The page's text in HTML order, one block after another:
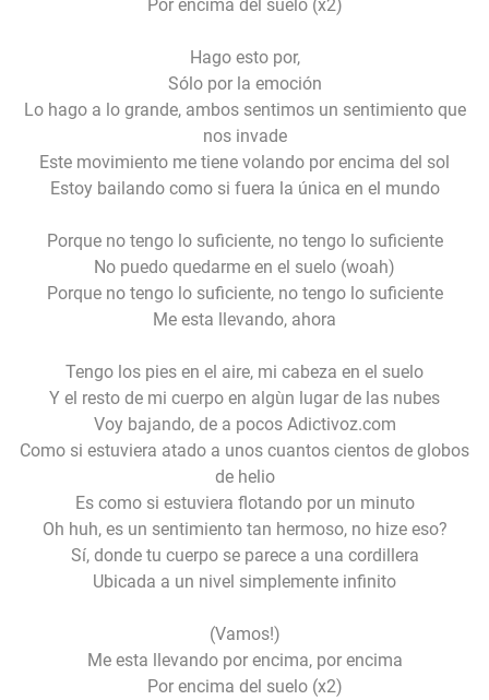
Por encima del suelo (x2)
Hago esto por,
Sólo por la emoción
Lo hago a lo grande, ambos sentimos un sentimiento que
nos invade
Este movimiento me tiene volando por encima del sol
Estoy bailando como si fuera la única en el mundo
Porque no tengo lo suficiente, no tengo lo suficiente
No puedo quedarme en el suelo (woah)
Porque no tengo lo suficiente, no tengo lo suficiente
Me esta llevando, ahora
Tengo los pies en el aire, mi cabeza en el suelo
Y el resto de mi cuerpo en algùn lugar de las nubes
Voy bajando, de a pocos Adictivoz.com
Como si estuviera atado a unos cuantos cientos de globos
de helio
Es como si estuviera flotando por un minuto
Oh huh, es un sentimiento tan hermoso, no hize eso?
Sí, donde tu cuerpo se parece a una cordillera
Ubicada a un nivel simplemente infinito
(Vamos!)
Me esta llevando por encima, por encima
Por encima del suelo (x2)